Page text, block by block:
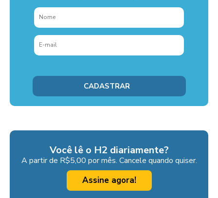
Você lê o H2 diariamente?
A partir de R$5,00 por mês. Cancele quando quiser.
Assine agora!